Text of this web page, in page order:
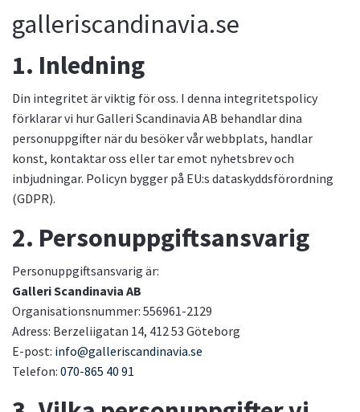
galleriscandinavia.se
1. Inledning
Din integritet är viktig för oss. I denna integritetspolicy
förklarar vi hur Galleri Scandinavia AB behandlar dina
personuppgifter när du besöker vår webbplats, handlar
konst, kontaktar oss eller tar emot nyhetsbrev och
inbjudningar. Policyn bygger på EU:s dataskyddsförordning
(GDPR).
2. Personuppgiftsansvarig
Personuppgiftsansvarig är:
Galleri Scandinavia AB
Organisationsnummer: 556961-2129
Adress: Berzeliigatan 14, 412 53 Göteborg
E-post: info@galleriscandinavia.se
Telefon: 070-865 40 91